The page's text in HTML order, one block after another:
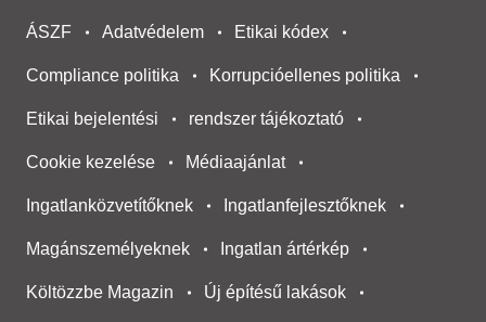
ÁSZF Adatvédelem Etikai kódex
Compliance politika Korrupcióellenes politika
Etikai bejelentési rendszer tájékoztató
Cookie kezelése Médiaajánlat
Ingatlanközvetítőknek Ingatlanfejlesztőknek
Magánszemélyeknek Ingatlan ártérkép
Költözzbe Magazin Új építésű lakások